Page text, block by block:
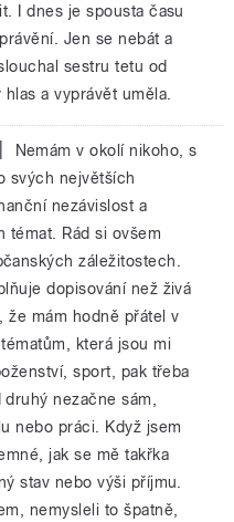
I dnes je spousta času
Jen se nebát a
sestru tetu od
a vyprávět uměla.
Nemám v okolí nikoho, s
svých největších
nezávislost a
témat. Rád si ovšem
záležitostech.
dopisování než živá
že mám hodně přátel v
která jsou mi
sport, pak třeba
nezačne sám,
nebo práci. Když jsem
jak se mě takřka
stav nebo výši příjmu.
nemysleli to špatně,